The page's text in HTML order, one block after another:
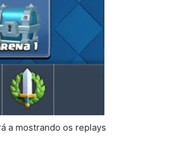
a mostrando os replays